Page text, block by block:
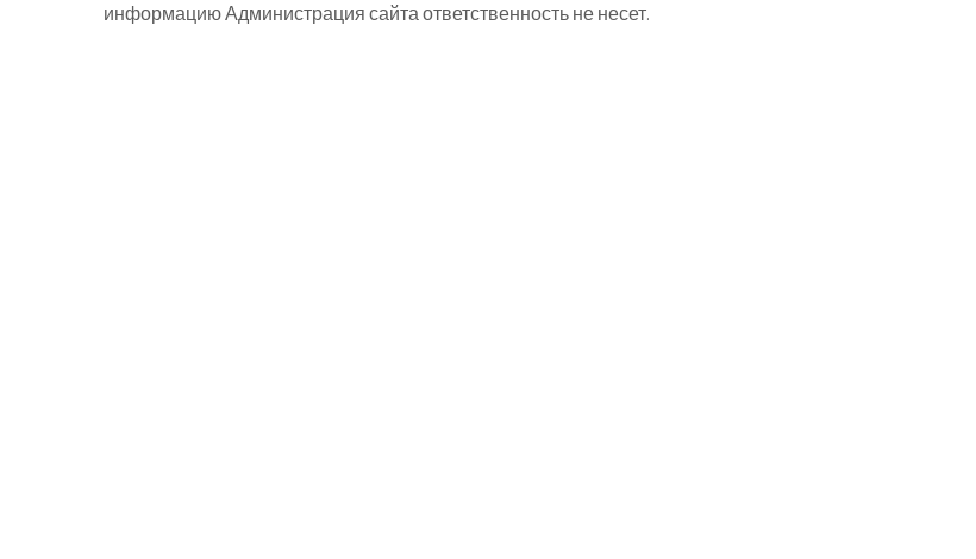
информацию Администрация сайта ответственность не несет.